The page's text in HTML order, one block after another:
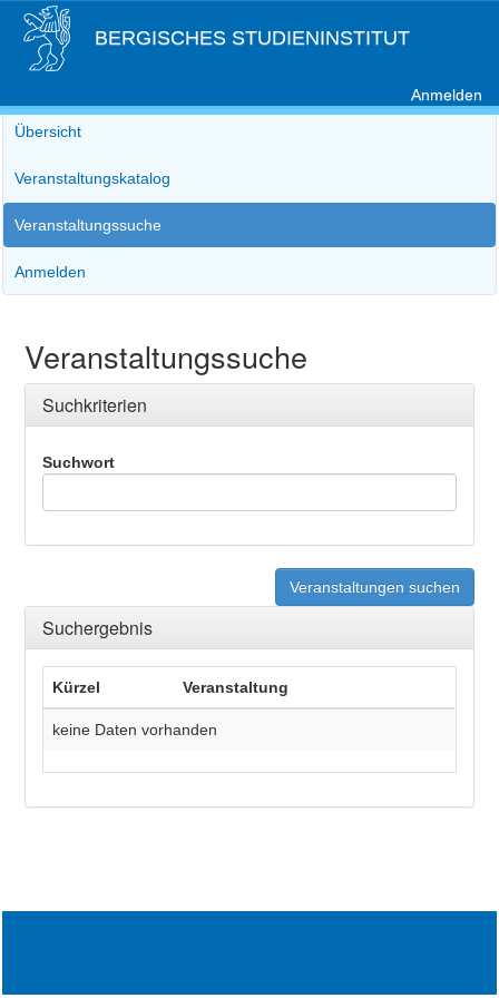
BERGISCHES STUDIENINSTITUT
Anmelden
Übersicht
Veranstaltungskatalog
Veranstaltungssuche
Anmelden
Veranstaltungssuche
Suchkriterien
Suchwort
Veranstaltungen suchen
Suchergebnis
Kürzel Veranstaltung
keine Daten vorhanden